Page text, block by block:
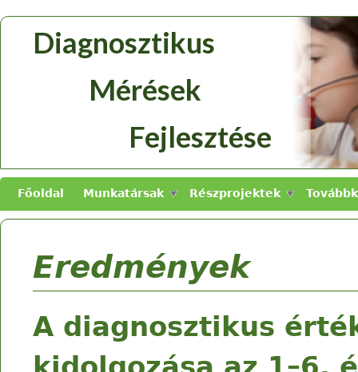
Skip to main content
Mérések
Diagnosztikus
Mérések
Fejlesztése
Főoldal Munkatársak Részprojektek
Eredmények
A diagnosztikus